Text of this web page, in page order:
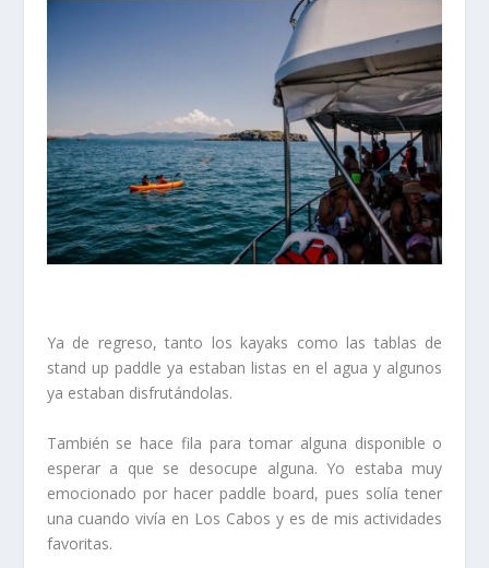
Ya de regreso, tanto los kayaks como las tablas de
stand up paddle ya estaban listas en el agua y algunos
ya estaban disfrutándolas.
También se hace fila para tomar alguna disponible o
esperar a que se desocupe alguna. Yo estaba muy
emocionado por hacer paddle board, pues solía tener
una cuando vivía en Los Cabos y es de mis actividades
favoritas.